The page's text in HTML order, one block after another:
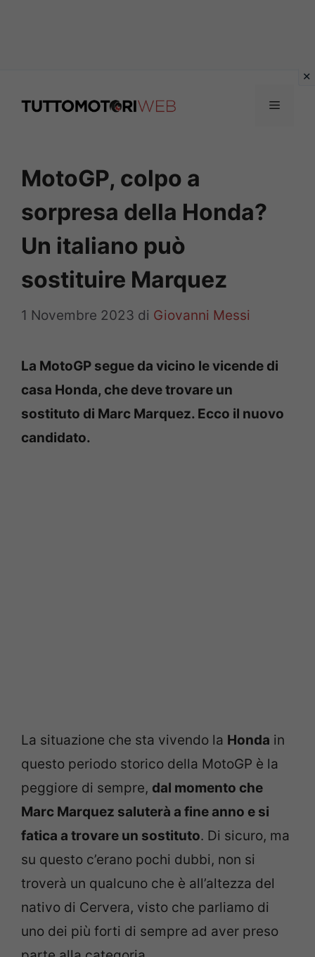
Menu
MotoGP, colpo a
sorpresa della Honda?
Un italiano può
sostituire Marquez
1 Novembre 2023 di Giovanni Messi
La MotoGP segue da vicino le vicende di
casa Honda, che deve trovare un
sostituto di Marc Marquez. Ecco il nuovo
candidato.
La situazione che sta vivendo la Honda in
questo periodo storico della MotoGP è la
peggiore di sempre, dal momento che
Marc Marquez saluterà a fine anno e si
fatica a trovare un sostituto. Di sicuro, ma
su questo c’erano pochi dubbi, non si
troverà un qualcuno che è all’altezza del
nativo di Cervera, visto che parliamo di
uno dei più forti di sempre ad aver preso